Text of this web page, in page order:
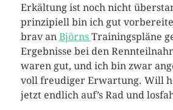
Erkältung ist noch nicht
prinzipiell bin ich gut
brav an Björns Trainingspläne
Ergebnisse bei den
waren gut, und ich bin zwar
voll freudiger Erwartung. Will
jetzt endlich auf’s Rad und